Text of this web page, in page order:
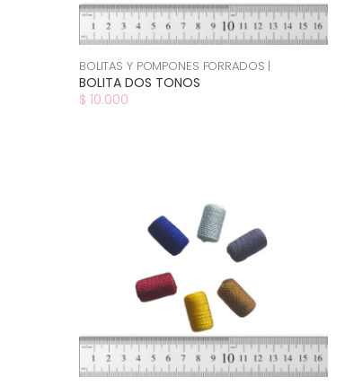
BOLITAS Y POMPONES FORRADOS |
BOLITA DOS TONOS
$ 10.000